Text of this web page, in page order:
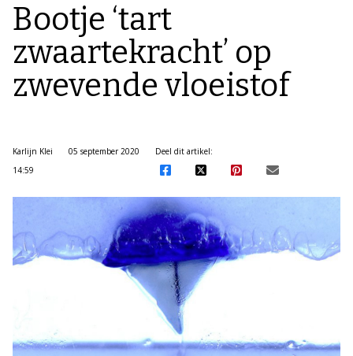
Bootje ‘tart
zwaartekracht’ op
zwevende vloeistof
Karlijn Klei
05 september 2020
14:59
Deel dit artikel: